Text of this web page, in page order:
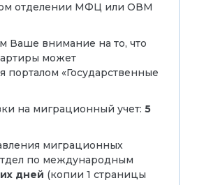
отделении МФЦ или ОВМ
Ваше внимание на то, что
может
порталом «Государственные
на миграционный учет: 5
миграционных
по международным
дней (копии 1 страницы